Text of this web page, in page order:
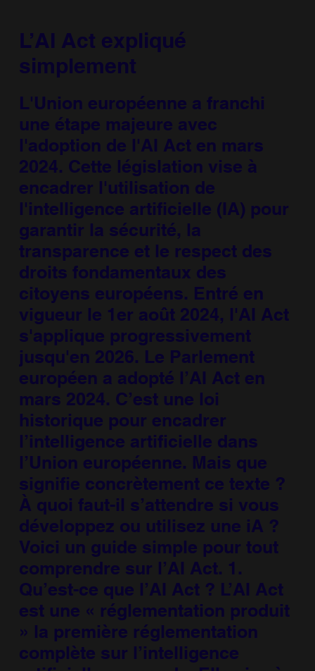
L’AI Act expliqué
simplement
L'Union européenne a franchi
une étape majeure avec
l'adoption de l'AI Act en mars
2024. Cette législation vise à
encadrer l'utilisation de
l'intelligence artificielle (IA) pour
garantir la sécurité, la
transparence et le respect des
droits fondamentaux des
citoyens européens. Entré en
vigueur le 1er août 2024, l'AI Act
s'applique progressivement
jusqu'en 2026. Le Parlement
européen a adopté l’AI Act en
mars 2024. C’est une loi
historique pour encadrer
l’intelligence artificielle dans
l’Union européenne. Mais que
signifie concrètement ce texte ?
À quoi faut-il s’attendre si vous
développez ou utilisez une iA ?
Voici un guide simple pour tout
comprendre sur l’AI Act. 1.
Qu’est-ce que l’AI Act ? L’AI Act
est une « réglementation produit
» la première réglementation
complète sur l’intelligence